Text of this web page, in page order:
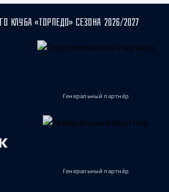
КЛУБА «ТОРПЕДО» СЕЗОНА 2026/2027
Генеральный партнёр
Генеральный партнёр